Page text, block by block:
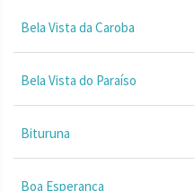
Bela Vista da Caroba
Bela Vista do Paraíso
Bituruna
Boa Esperança